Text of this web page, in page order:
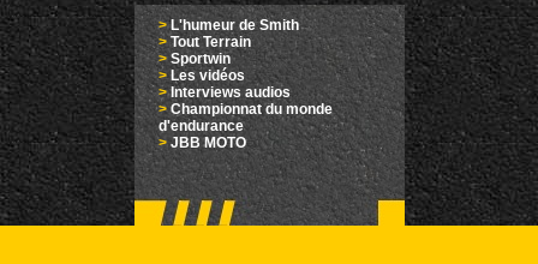
>L'humeur de Smith
> Tout Terrain
> Sportwin
> Les vidéos
> Interviews audios
>Championnat du monde
d'endurance
> JBB MOTO